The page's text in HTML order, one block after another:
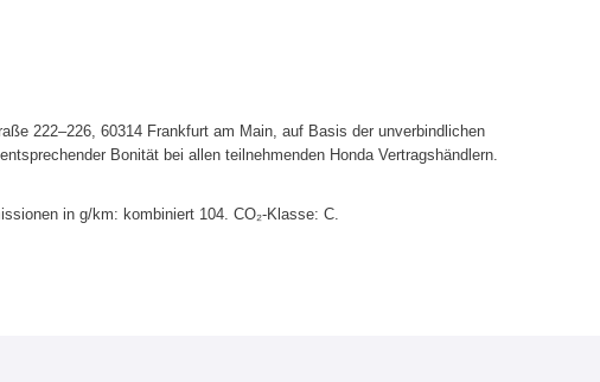
222–226, 60314 Frankfurt am Main, auf Basis der unverbindlichen
Bonität bei allen teilnehmenden Honda Vertragshändlern.
in g/km: kombiniert 104. CO₂-Klasse: C.